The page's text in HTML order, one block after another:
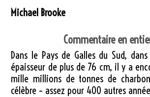
Michael Brooke
Commentaire en
Dans le Pays de Galles du Sud,
épaisseur de plus de 76 cm, il y a
mille millions de tonnes de
célèbre – assez pour 400 autres